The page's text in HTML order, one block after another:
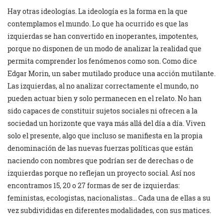
Hay otras ideologías. La ideología es la forma en la que
contemplamos el mundo. Lo que ha ocurrido es que las
izquierdas se han convertido en inoperantes, impotentes,
porque no disponen de un modo de analizar la realidad que
permita comprender los fenómenos como son. Como dice
Edgar Morin, un saber mutilado produce una acción mutilante.
Las izquierdas, al no analizar correctamente el mundo, no
pueden actuar bien y solo permanecen en el relato. No han
sido capaces de constituir sujetos sociales ni ofrecen a la
sociedad un horizonte que vaya más allá del día a día. Viven
solo el presente, algo que incluso se manifiesta en la propia
denominación de las nuevas fuerzas políticas que están
naciendo con nombres que podrían ser de derechas o de
izquierdas porque no reflejan un proyecto social. Así nos
encontramos 15, 20 o 27 formas de ser de izquierdas:
feministas, ecologistas, nacionalistas… Cada una de ellas a su
vez subdivididas en diferentes modalidades, con sus matices.